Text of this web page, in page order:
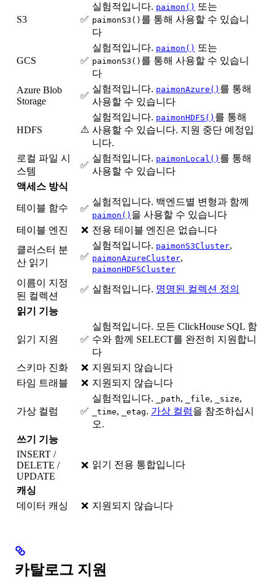
S3 ✅
실험적입니다. paimon() 또는
paimonS3() 를 통해 사용할 수 있습니
다
GCS ✅
실험적입니다. paimon() 또는
paimonS3() 를 통해 사용할 수 있습니
다
Azure Blob
Storage
✅
실험적입니다. paimonAzure() 를 통해
사용할 수 있습니다
HDFS ⚠️
실험적입니다. paimonHDFS() 를 통해
사용할 수 있습니다. 지원 중단 예정입
니다.
로컬 파일 시
스템
✅
실험적입니다. paimonLocal() 를 통해
사용할 수 있습니다
액세스 방식
테이블 함수 ✅
실험적입니다. 백엔드별 변형과 함께
paimon() 을 사용할 수 있습니다
테이블 엔진
❌ 전용 테이블 엔진은 없습니다
클러스터 분
산 읽기
✅
실험적입니다. paimonS3Cluster,
paimonAzureCluster,
paimonHDFSCluster
이름이 지정
된 컬렉션
✅ 실험적입니다. 명명된 컬렉션 정의
읽기 기능
읽기 지원 ✅
실험적입니다. 모든 ClickHouse SQL 함
수와 함께 SELECT를 완전히 지원합니
다
스키마 진화
❌ 지원되지 않습니다
타임 트래블
❌ 지원되지 않습니다
가상 컬럼 ✅
실험적입니다. _path, _file, _size,
_time, _etag. 가상 컬럼을 참조하십시
오.
쓰기 기능
INSERT /
DELETE /
UPDATE
❌ 읽기 전용 통합입니다
캐싱
데이터 캐싱
❌ 지원되지 않습니다
카탈로그 지원